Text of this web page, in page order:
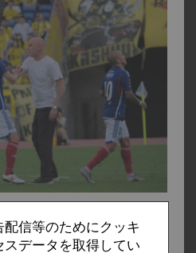
ンの「ビルドアップ＝疑似カウ
信等のためにクッキ
データを取得してい